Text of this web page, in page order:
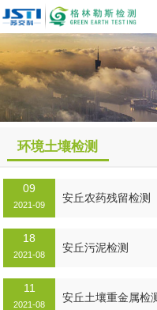
环境土壤检测
09
2021-09
安丘农药残留检测
18
2021-08
安丘污泥检测
11
2021-08
安丘土壤重金属检